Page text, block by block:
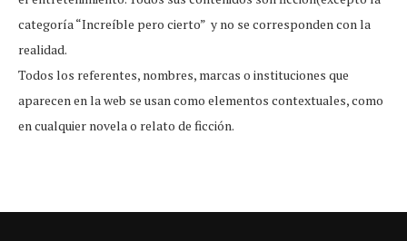
categoría “Increíble pero cierto” y no se corresponden con la
realidad.
Todos los referentes, nombres, marcas o instituciones que
aparecen en la web se usan como elementos contextuales, como
en cualquier novela o relato de ficción.